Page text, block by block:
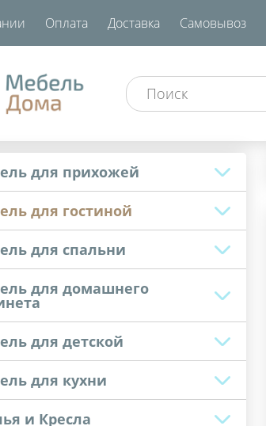
Оплата Доставка Самовывоз
для прихожей
для гостиной
для спальни
для домашнего
для детской
для кухни
и Кресла